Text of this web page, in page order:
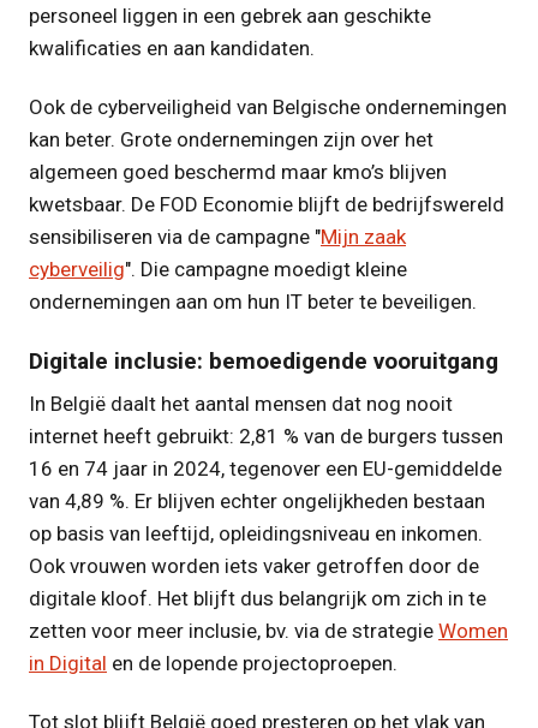
personeel liggen in een gebrek aan geschikte
kwalificaties en aan kandidaten.
Ook de cyberveiligheid van Belgische ondernemingen
kan beter. Grote ondernemingen zijn over het
algemeen goed beschermd maar kmo’s blijven
kwetsbaar. De FOD Economie blijft de bedrijfswereld
sensibiliseren via de campagne "Mijn zaak
cyberveilig". Die campagne moedigt kleine
ondernemingen aan om hun IT beter te beveiligen.
Digitale inclusie: bemoedigende vooruitgang
In België daalt het aantal mensen dat nog nooit
internet heeft gebruikt: 2,81 % van de burgers tussen
16 en 74 jaar in 2024, tegenover een EU-gemiddelde
van 4,89 %. Er blijven echter ongelijkheden bestaan
op basis van leeftijd, opleidingsniveau en inkomen.
Ook vrouwen worden iets vaker getroffen door de
digitale kloof. Het blijft dus belangrijk om zich in te
zetten voor meer inclusie, bv. via de strategie Women
in Digital en de lopende projectoproepen.
Tot slot blijft België goed presteren op het vlak van